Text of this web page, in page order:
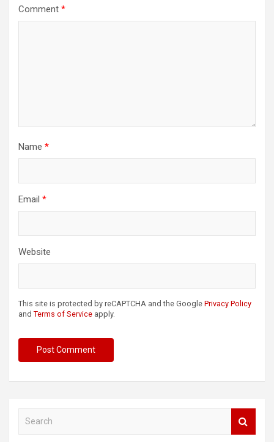
Comment *
Name *
Email *
Website
This site is protected by reCAPTCHA and the Google Privacy Policy
and Terms of Service apply.